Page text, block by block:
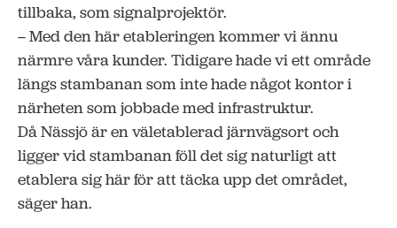
tillbaka, som signalprojektör.
– Med den här etableringen kommer vi ännu
närmre våra kunder. Tidigare hade vi ett område
längs stambanan som inte hade något kontor i
närheten som jobbade med infrastruktur.
Då Nässjö är en väletablerad järnvägsort och
ligger vid stambanan föll det sig naturligt att
etablera sig här för att täcka upp det området,
säger han.